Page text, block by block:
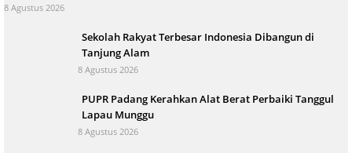
8 Agustus 2026
Sekolah Rakyat Terbesar Indonesia Dibangun di
Tanjung Alam
8 Agustus 2026
PUPR Padang Kerahkan Alat Berat Perbaiki Tanggul
Lapau Munggu
8 Agustus 2026